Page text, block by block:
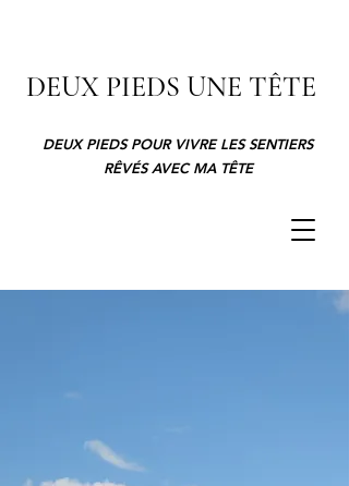
DEUX PIEDS UNE TÊTE
DEUX PIEDS POUR VIVRE LES SENTIERS
RÊVÉS AVEC MA TÊTE